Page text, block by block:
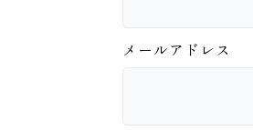
メールアドレス